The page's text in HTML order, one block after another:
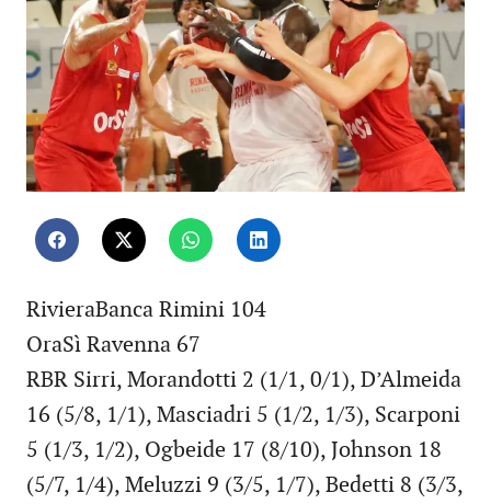
RivieraBanca Rimini 104
OraSì Ravenna 67
RBR Sirri, Morandotti 2 (1/1, 0/1), D’Almeida
16 (5/8, 1/1), Masciadri 5 (1/2, 1/3), Scarponi
5 (1/3, 1/2), Ogbeide 17 (8/10), Johnson 18
(5/7, 1/4), Meluzzi 9 (3/5, 1/7), Bedetti 8 (3/3,